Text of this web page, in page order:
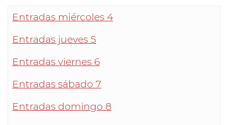
Entradas miércoles 4
Entradas jueves 5
Entradas viernes 6
Entradas sábado 7
Entradas domingo 8